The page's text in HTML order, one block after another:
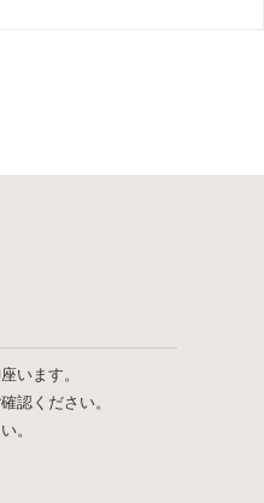
います。
認ください。
。